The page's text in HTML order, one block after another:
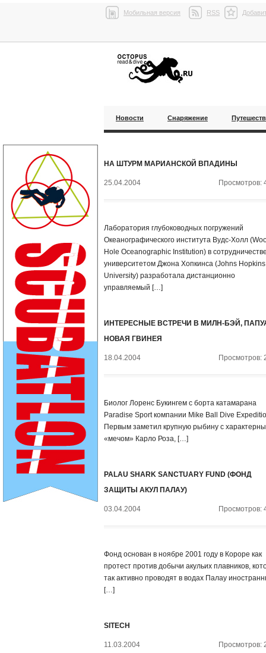
Мобильная версия RSS
Новости Снаряжение
НА ШТУРМ МАРИАНСКОЙ ВПАДИНЫ
25.04.2004 Просмотров:
Лаборатория глубоководных погружений
Океанографического института Вудс-Холл
Hole Oceanographic Institution) в
университетом Джона Хопкинса (Johns Hopkins
University) разработала дистанционно
управляемый […]
ИНТЕРЕСНЫЕ ВСТРЕЧИ В МИЛН-БЭЙ,
НОВАЯ ГВИНЕЯ
18.04.2004 Просмотров:
Биолог Лоренс Букингем с борта катамарана
Paradise Sport компании Mike Ball Dive
Первым заметил крупную рыбину с
«мечом» Карло Роза, […]
PALAU SHARK SANCTUARY FUND (ФОНД
ЗАЩИТЫ АКУЛ ПАЛАУ)
03.04.2004 Просмотров:
Фонд основан в ноябре 2001 году в Короре как
протест против добычи акульих плавников,
так активно проводят в водах Палау
[…]
SITECH
11.03.2004 Просмотров: